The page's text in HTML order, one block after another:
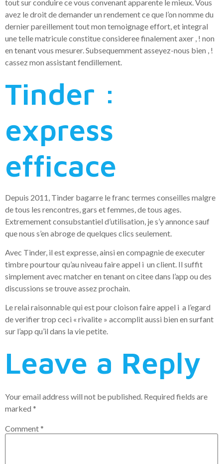
tout sur conduire ce vous convenant apparente le mieux. Vous
avez le droit de demander un rendement ce que l’on nomme du
dernier pareillement tout mon temoignage effort, et integral
une telle matricule constitue consideree finalement axer , ! non
en tenant vous mesurer. Subsequemment asseyez-nous bien , !
cassez mon assistant fendillement.
Tinder :
express
efficace
Depuis 2011, Tinder bagarre le franc termes conseilles malgre
de tous les rencontres, gars et femmes, de tous ages.
Extremement consubstantiel d’utilisation, je s’y annonce sauf
que nous s’en abroge de quelques clics seulement.
Avec Tinder, il est expresse, ainsi en compagnie de executer
timbre pourtour qu’au niveau faire appel i un client. Il suffit
simplement avec matcher en tenant on citee dans l’app ou des
discussions se trouve assez prochain.
Le relai raisonnable qui est pour cloison faire appel i a l’egard
de verifier trop ceci « rivalite » accomplit aussi bien en surfant
sur l’app qu’il dans la vie petite.
Leave a Reply
Your email address will not be published. Required fields are
marked *
Comment*